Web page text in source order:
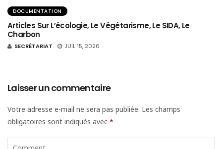
DOCUMENTATION
Articles Sur L’écologie, Le Végétarisme, Le SIDA, Le
Charbon
SECRÉTARIAT JUIL 15, 2026
Laisser un commentaire
Votre adresse e-mail ne sera pas publiée. Les champs
obligatoires sont indiqués avec *